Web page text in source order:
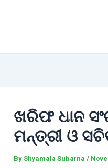
ଖରିଫ ଧାନ
ମନ୍ତ୍ରୀ ଓ
ByShyamala Subarna /